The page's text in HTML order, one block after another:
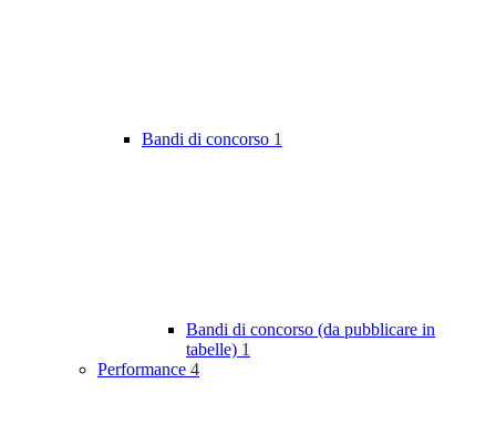
Bandi di concorso 1
Bandi di concorso (da pubblicare in
tabelle) 1
Performance 4